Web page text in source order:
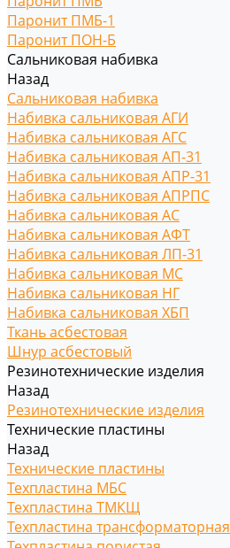
Паронит ПМБ-1
Паронит ПОН-Б
Сальниковая набивка
Назад
Сальниковая набивка
Набивка сальниковая АГИ
Набивка сальниковая АГС
Набивка сальниковая АП-31
Набивка сальниковая АПР-31
Набивка сальниковая АПРПС
Набивка сальниковая АС
Набивка сальниковая АФТ
Набивка сальниковая ЛП-31
Набивка сальниковая МС
Набивка сальниковая НГ
Набивка сальниковая ХБП
Ткань асбестовая
Шнур асбестовый
Резинотехнические изделия
Назад
Резинотехнические изделия
Технические пластины
Назад
Технические пластины
Техпластина МБС
Техпластина ТМКЩ
Техпластина трансформаторная